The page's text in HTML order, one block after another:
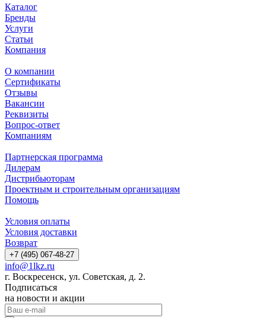
Каталог
Бренды
Услуги
Статьи
Компания
О компании
Сертификаты
Отзывы
Вакансии
Реквизиты
Вопрос-ответ
Компаниям
Партнерская программа
Дилерам
Дистрибьюторам
Проектным и строительным организациям
Помощь
Условия оплаты
Условия доставки
Возврат
+7 (495) 067-48-27
info@1lkz.ru
г. Воскресенск, ул. Советская, д. 2.
Подписаться
на новости и акции